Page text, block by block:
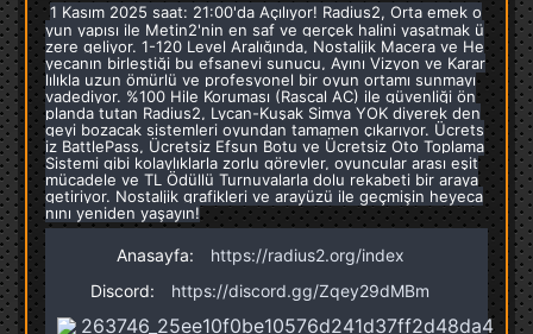
1 Kasım 2025 saat: 21:00'da Açılıyor! Radius2, Orta emek o
yun yapısı ile Metin2'nin en saf ve gerçek halini yaşatmak ü
zere geliyor. 1-120 Level Aralığında, Nostaljik Macera ve He
yecanın birleştiği bu efsanevi sunucu, Ayını Vizyon ve Karar
lılıkla uzun ömürlü ve profesyonel bir oyun ortamı sunmayı
vadediyor. %100 Hile Koruması (Rascal AC) ile güvenliği ön
planda tutan Radius2, Lycan-Kuşak Simya YOK diyerek den
geyi bozacak sistemleri oyundan tamamen çıkarıyor. Ücrets
iz BattlePass, Ücretsiz Efsun Botu ve Ücretsiz Oto Toplama
Sistemi gibi kolaylıklarla zorlu görevler, oyuncular arası eşit
mücadele ve TL Ödüllü Turnuvalarla dolu rekabeti bir araya
getiriyor. Nostaljik grafikleri ve arayüzü ile geçmişin heyeca
nını yeniden yaşayın!
Anasayfa:
https://radius2.org/index
Discord:
https://discord.gg/Zqey29dMBm